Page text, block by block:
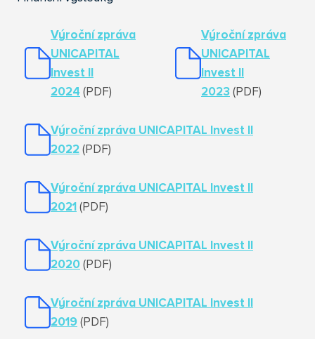
Výroční zpráva
UNICAPITAL
Invest II
2024 (PDF)
Výroční zpráva
UNICAPITAL
Invest II
2023 (PDF)
Výroční zpráva UNICAPITAL Invest II
2022 (PDF)
Výroční zpráva UNICAPITAL Invest II
2021 (PDF)
Výroční zpráva UNICAPITAL Invest II
2020 (PDF)
Výroční zpráva UNICAPITAL Invest II
2019 (PDF)